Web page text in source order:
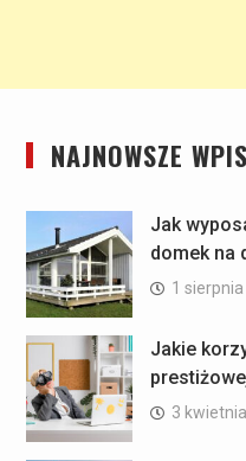
NAJNOWSZE
Jak
domek na
1
Jakie
3